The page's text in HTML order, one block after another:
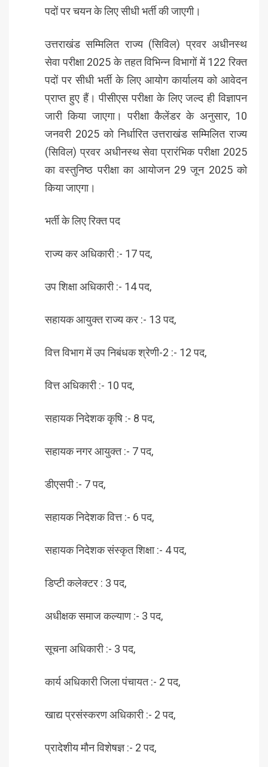
पदों पर चयन के लिए सीधी भर्ती की जाएगी।
उत्तराखंड सम्मिलित राज्य (सिविल) प्रवर अधीनस्थ
सेवा परीक्षा 2025 के तहत विभिन्न विभागों में 122 रिक्त
पदों पर सीधी भर्ती के लिए आयोग कार्यालय को आवेदन
प्राप्त हुए हैं। पीसीएस परीक्षा के लिए जल्द ही विज्ञापन
जारी किया जाएगा। परीक्षा कैलेंडर के अनुसार, 10
जनवरी 2025 को निर्धारित उत्तराखंड सम्मिलित राज्य
(सिविल) प्रवर अधीनस्थ सेवा प्रारंभिक परीक्षा 2025
का वस्तुनिष्ठ परीक्षा का आयोजन 29 जून 2025 को
किया जाएगा।
भर्ती के लिए रिक्त पद
राज्य कर अधिकारी :- 17 पद,
उप शिक्षा अधिकारी :- 14 पद,
सहायक आयुक्त राज्य कर :- 13 पद,
वित्त विभाग में उप निबंधक श्रेणी-2 :- 12 पद,
वित्त अधिकारी :- 10 पद,
सहायक निदेशक कृषि :- 8 पद,
सहायक नगर आयुक्त :- 7 पद,
डीएसपी :- 7 पद,
सहायक निदेशक वित्त :- 6 पद,
सहायक निदेशक संस्कृत शिक्षा :- 4 पद,
डिप्टी कलेक्टर : 3 पद,
अधीक्षक समाज कल्याण :- 3 पद,
सूचना अधिकारी :- 3 पद,
कार्य अधिकारी जिला पंचायत :- 2 पद,
खाद्य प्रसंस्करण अधिकारी :- 2 पद,
प्रादेशीय मौन विशेषज्ञ :- 2 पद,